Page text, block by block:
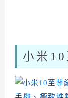
小米10